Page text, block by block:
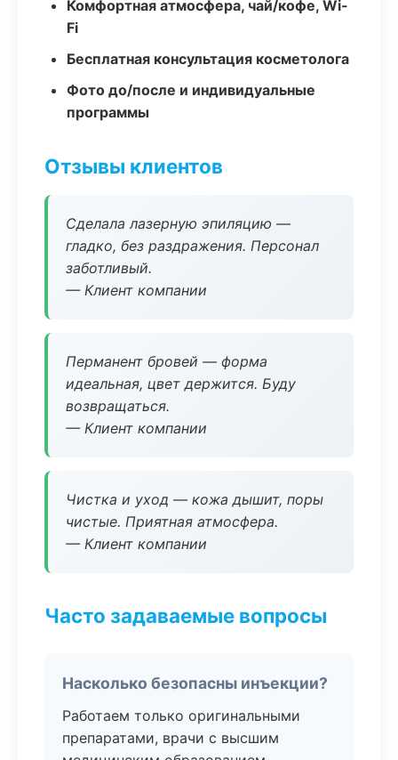
Комфортная атмосфера, чай/кофе, Wi-
Fi
Бесплатная консультация косметолога
Фото до/после и индивидуальные
программы
Отзывы клиентов
Сделала лазерную эпиляцию —
гладко, без раздражения. Персонал
заботливый.
— Клиент компании
Перманент бровей — форма
идеальная, цвет держится. Буду
возвращаться.
— Клиент компании
Чистка и уход — кожа дышит, поры
чистые. Приятная атмосфера.
— Клиент компании
Часто задаваемые вопросы
Насколько безопасны инъекции?
Работаем только оригинальными
препаратами, врачи с высшим